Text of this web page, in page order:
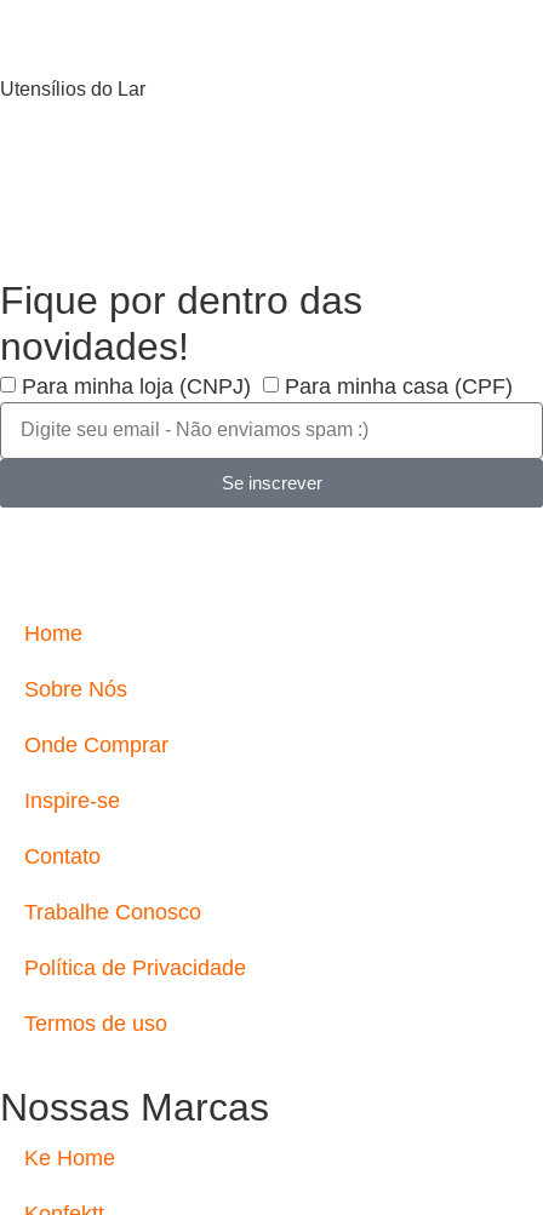
Utensílios do Lar
Fique por dentro das
novidades!
Para minha loja (CNPJ) Para minha casa (CPF)
Se inscrever
Home
Sobre Nós
Onde Comprar
Inspire-se
Contato
Trabalhe Conosco
Política de Privacidade
Termos de uso
Nossas Marcas
Ke Home